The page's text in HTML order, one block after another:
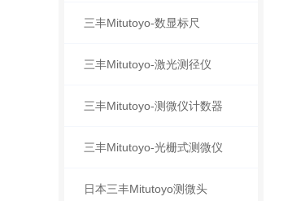
三丰Mitutoyo-数显标尺
三丰Mitutoyo-激光测径仪
三丰Mitutoyo-测微仪计数器
三丰Mitutoyo-光栅式测微仪
日本三丰Mitutoyo测微头